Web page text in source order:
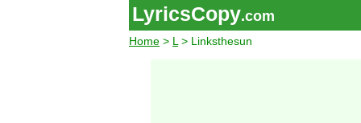
LyricsCopy.com
Home > L > Linksthesun